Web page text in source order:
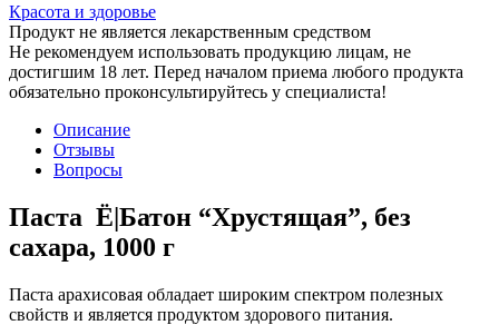
Красота и здоровье
Продукт не является лекарственным средством
Не рекомендуем использовать продукцию лицам, не
достигшим 18 лет. Перед началом приема любого продукта
обязательно проконсультируйтесь у специалиста!
Описание
Отзывы
Вопросы
Паста Ё|Батон “Хрустящая”, без
сахара, 1000 г
Паста арахисовая обладает широким спектром полезных
свойств и является продуктом здорового питания.